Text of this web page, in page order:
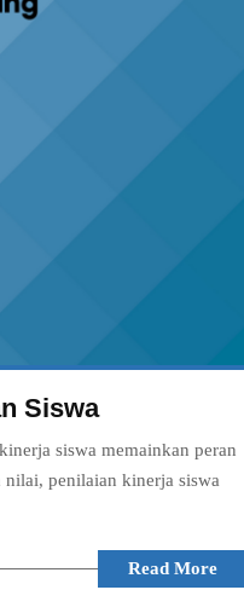
Siswa
siswa memainkan peran
penilaian kinerja siswa
Read More